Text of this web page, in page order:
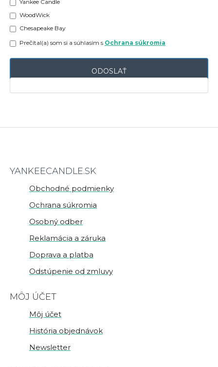
Yankee Candle
WoodWick
Chesapeake Bay
Prečítal(a) som si a súhlasím s Ochrana súkromia
ODOSLAŤ
YANKEECANDLE.SK
Obchodné podmienky
Ochrana súkromia
Osobný odber
Reklamácia a záruka
Doprava a platba
Odstúpenie od zmluvy
MÔJ ÚČET
Môj účet
História objednávok
Newsletter